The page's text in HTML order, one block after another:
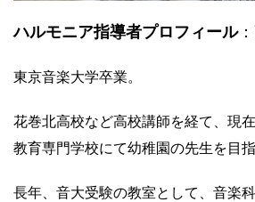
ハルモニア指導者プロフィール
東京音楽大学卒業。
花巻北高校など高校講師を経て、現
教育専門学校にて幼稚園の先生を目指
長年、音大受験の教室として、音楽